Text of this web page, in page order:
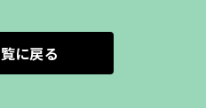
に戻る